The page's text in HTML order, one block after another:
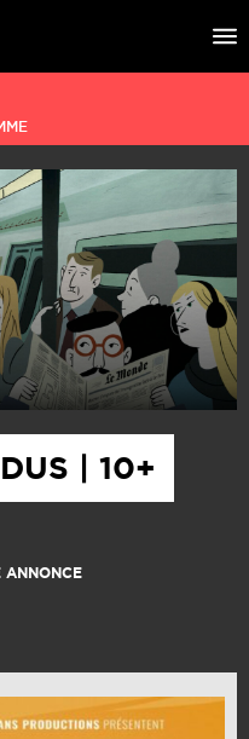
CINÉ
IMAGES
| 10+
ANNONCE